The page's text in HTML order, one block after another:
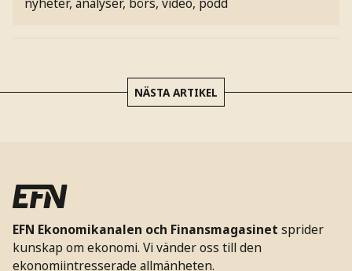
NÄSTA ARTIKEL
EFN Ekonomikanalen och Finansmagasinet sprider
kunskap om ekonomi. Vi vänder oss till den
ekonomiintresserade allmänheten.